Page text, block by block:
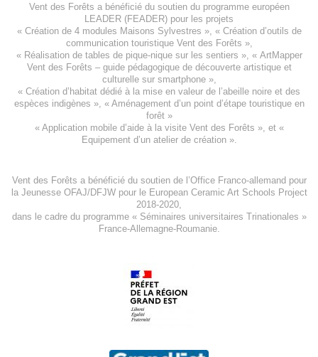
Vent des Forêts a bénéficié du soutien du programme européen
LEADER (FEADER) pour les projets
« Création de 4 modules Maisons Sylvestres », « Création d’outils de
communication touristique Vent des Forêts »,
« Réalisation de tables de pique-nique sur les sentiers », « ArtMapper
Vent des Forêts – guide pédagogique de découverte artistique et
culturelle sur smartphone »,
« Création d’habitat dédié à la mise en valeur de l’abeille noire et des
espèces indigènes », « Aménagement d’un point d’étape touristique en
forêt»
« Application mobile d’aide à la visite Vent des Forêts », et «
Equipement d’un atelier de création».
Vent des Forêts a bénéficié du soutien de l’Office Franco-allemand pour
la Jeunesse OFAJ/DFJWpour leEuropean Ceramic Art Schools Project
2018-2020
dans le cadre du programme « Séminaires universitaires Trinationales »
France-Allemagne-Roumanie.